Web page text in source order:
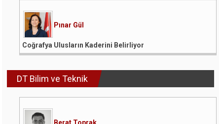
Pınar Gül
Coğrafya Ulusların Kaderini Belirliyor
DT Bilim ve Teknik
Berat Toprak